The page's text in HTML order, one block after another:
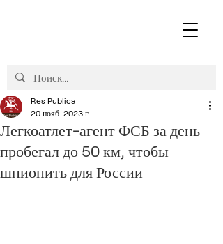
Легкоатлет-агент ФСБ за день
пробегал до 50 км, чтобы
шпионить для России
Res Publica
20 нояб. 2023 г.